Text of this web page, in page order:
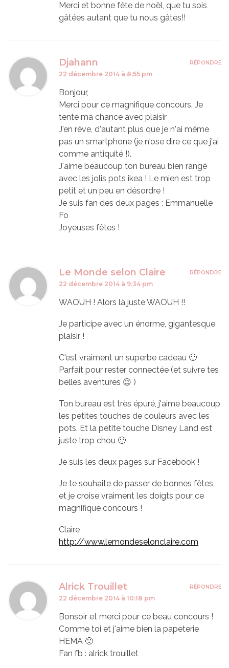
Merci et bonne fête de noël, que tu sois
gâtées autant que tu nous gâtes!!
Djahann
22 décembre 2014 à 8:55 pm
Bonjour,
Merci pour ce magnifique concours. Je
tente ma chance avec plaisir
J'en rêve, d'autant plus que je n'ai même
pas un smartphone (je n'ose dire ce que j'ai
comme antiquité !).
J'aime beaucoup ton bureau bien rangé
avec les jolis pots ikea ! Le mien est trop
petit et un peu en désordre !
Je suis fan des deux pages : Emmanuelle
Fo
Joyeuses fêtes !
RÉPONDRE
Le Monde selon Claire
22 décembre 2014 à 9:34 pm
WAOUH ! Alors là juste WAOUH !!
Je participe avec un énorme, gigantesque
plaisir !
C'est vraiment un superbe cadeau 🙂
Parfait pour rester connectée (et suivre tes
belles aventures 😉 )
Ton bureau est très épuré, j'aime beaucoup
les petites touches de couleurs avec les
pots. Et la petite touche Disney Land est
juste trop chou 🙂
Je suis les deux pages sur Facebook !
Je te souhaite de passer de bonnes fêtes,
et je croise vraiment les doigts pour ce
magnifique concours !
Claire
http://www.lemondeselonclaire.com
RÉPONDRE
Alrick Trouillet
22 décembre 2014 à 10:18 pm
Bonsoir et merci pour ce beau concours !
Comme toi et j'aime bien la papeterie
HEMA 🙂
Fan fb : alrick trouillet
RÉPONDRE